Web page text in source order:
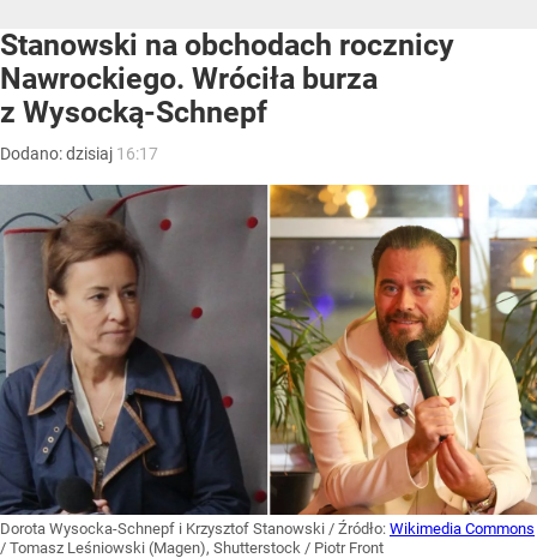
Stanowski na obchodach rocznicy
Nawrockiego. Wróciła burza
z Wysocką-Schnepf
Dodano:dzisiaj 16:17
Dorota Wysocka-Schnepf i Krzysztof Stanowski / Źródło: Wikimedia Commons
/ Tomasz Leśniowski (Magen), Shutterstock / Piotr Front